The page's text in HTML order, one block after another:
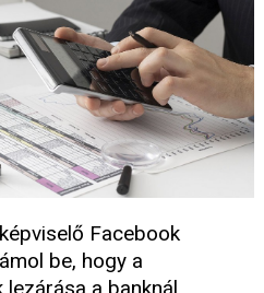
Facebook
be, hogy a